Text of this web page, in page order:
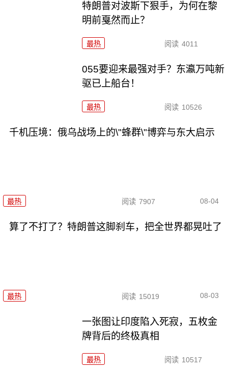
特朗普对波斯下狠手，为何在黎
明前戛然而止？
最热 阅读 4011
055要迎来最强对手？东瀛万吨新
驱已上船台！
最热 阅读 10526
千机压境：俄乌战场上的\"蜂群\"博弈与东大启示
最热 阅读 7907 08-04
算了不打了？特朗普这脚刹车，把全世界都晃吐了
最热 阅读 15019 08-03
一张图让印度陷入死寂，五枚金
牌背后的终极真相
最热 阅读 10517